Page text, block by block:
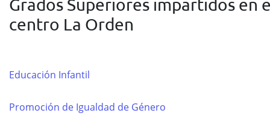
Grados Superiores impartidos en
centro La Orden
Educación Infantil
Promoción de Igualdad de Género